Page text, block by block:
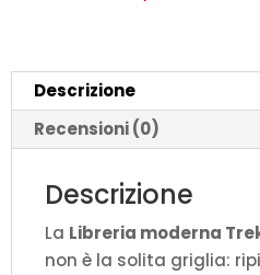
H.200
cm
quantità
Descrizione
Recensioni (0)
Descrizione
La Libreria moderna
non è la solita griglia: